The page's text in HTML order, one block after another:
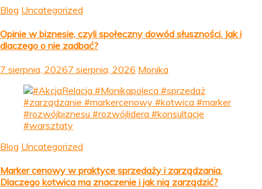
Blog Uncategorized
Opinie w biznesie, czyli społeczny dowód słuszności. Jak i
dlaczego o nie zadbać?
7 sierpnia, 20267 sierpnia, 2026 Monika
Blog Uncategorized
Marker cenowy w praktyce sprzedaży i zarządzania.
Dlaczego kotwica ma znaczenie i jak nią zarządzić?